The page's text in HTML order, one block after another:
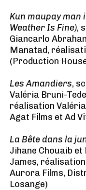
Kun maupay man
Weather Is Fine),
Giancarlo
Manatad,
(Production
Les Amandiers,
Valéria Bruni-
réalisation
Agat Films et Ad
La Bête dans la
Jihane Chouaib
James,
Aurora Films,
Losange)